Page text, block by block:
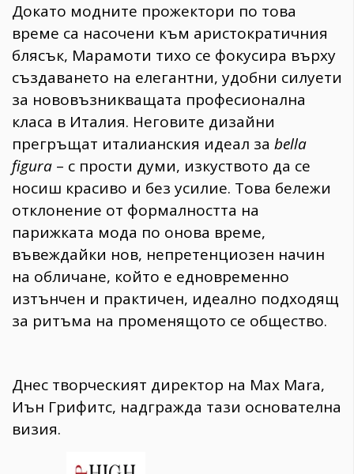
Докато модните прожектори по това
време са насочени към аристократичния
блясък, Марамоти тихо се фокусира върху
създаването на елегантни, удобни силуети
за нововъзникващата професионална
класа в Италия. Неговите дизайни
прегръщат италианския идеал за bella
figura – с прости думи, изкуството да се
носиш красиво и без усилие. Това бележи
отклонение от формалността на
парижката мода по онова време,
въвеждайки нов, непретенциозен начин
на обличане, който е едновременно
изтънчен и практичен, идеално подходящ
за ритъма на променящото се общество.
Днес творческият директор на Max Mara,
Иън Грифитс, надгражда тази основателна
визия.